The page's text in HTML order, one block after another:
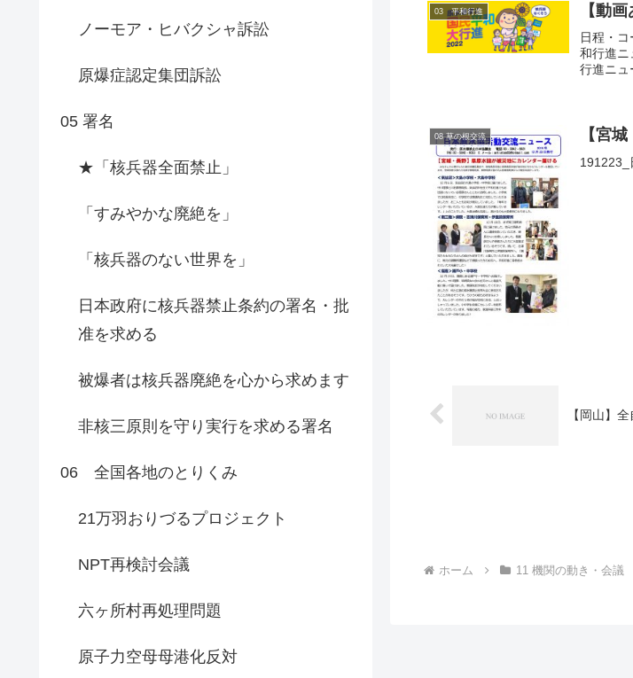
03 平和行進 【動
日程・
和行進
行進ニュ
08 草の根交流 【宮
191223_
【岡山】
ホーム 11 機関の動き・会議
ノーモア・ヒバクシャ訴訟
原爆症認定集団訴訟
05 署名
★「核兵器全面禁止」
「すみやかな廃絶を」
「核兵器のない世界を」
日本政府に核兵器禁止条約の署名・批
准を求める
被爆者は核兵器廃絶を心から求めます
非核三原則を守り実行を求める署名
06 全国各地のとりくみ
21万羽おりづるプロジェクト
NPT再検討会議
六ヶ所村再処理問題
原子力空母母港化反対